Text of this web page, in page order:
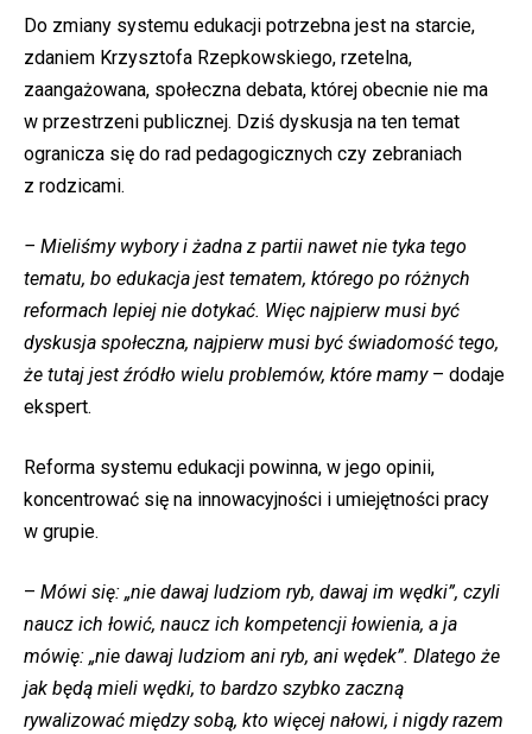
Do zmiany systemu edukacji potrzebna jest na starcie,
zdaniem Krzysztofa Rzepkowskiego, rzetelna,
zaangażowana, społeczna debata, której obecnie nie ma
w przestrzeni publicznej. Dziś dyskusja na ten temat
ogranicza się do rad pedagogicznych czy zebraniach
z rodzicami.
– Mieliśmy wybory i żadna z partii nawet nie tyka tego
tematu, bo edukacja jest tematem, którego po różnych
reformach lepiej nie dotykać. Więc najpierw musi być
dyskusja społeczna, najpierw musi być świadomość tego,
że tutaj jest źródło wielu problemów, które mamy– dodaje
ekspert.
Reforma systemu edukacji powinna, w jego opinii,
koncentrować się na innowacyjności i umiejętności pracy
w grupie.
– Mówi się: „nie dawaj ludziom ryb, dawaj im wędki”, czyli
naucz ich łowić, naucz ich kompetencji łowienia, a ja
mówię: „nie dawaj ludziom ani ryb, ani wędek”. Dlatego że
jak będą mieli wędki, to bardzo szybko zaczną
rywalizować między sobą, kto więcej nałowi, i nigdy razem